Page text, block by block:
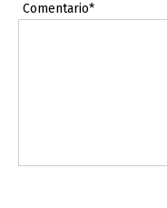
Comentario*